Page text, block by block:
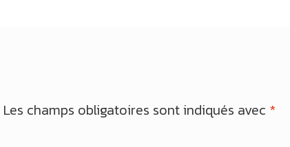
Les champs obligatoires sont indiqués avec *